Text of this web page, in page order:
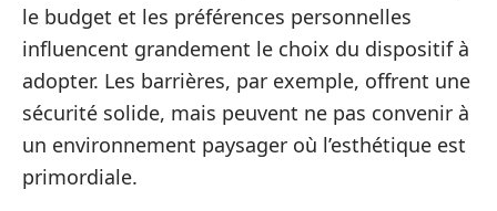
le budget et les préférences personnelles
influencent grandement le choix du dispositif à
adopter. Les barrières, par exemple, offrent une
sécurité solide, mais peuvent ne pas convenir à
un environnement paysager où l’esthétique est
primordiale.